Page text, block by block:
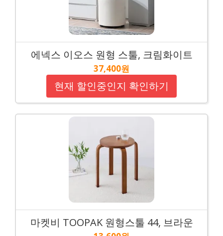
에넥스 이오스 원형 스툴, 크림화이트
37,400원
현재 할인중인지 확인하기
마켓비 TOOPAK 원형스툴 44, 브라운